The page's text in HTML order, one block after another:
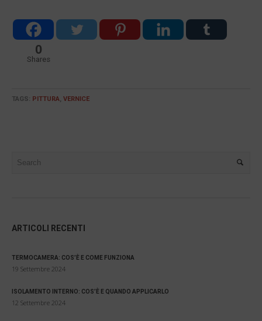
0
Shares
TAGS: PITTURA, VERNICE
ARTICOLI RECENTI
TERMOCAMERA: COS’È E COME FUNZIONA
19 Settembre 2024
ISOLAMENTO INTERNO: COS’È E QUANDO APPLICARLO
12 Settembre 2024